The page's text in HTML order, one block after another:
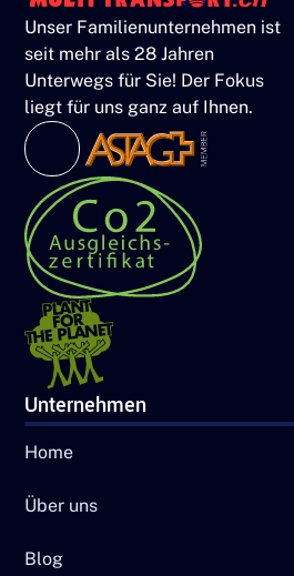
Unser Familienunternehmen ist
seit mehr als 28 Jahren
Unterwegs für Sie! Der Fokus
liegt für uns ganz auf Ihnen.
Unternehmen
Home
Über uns
Blog